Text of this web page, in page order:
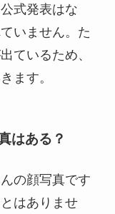
式発表はな
いません。た
ているため、
ます。
はある？
の顔写真です
はありませ